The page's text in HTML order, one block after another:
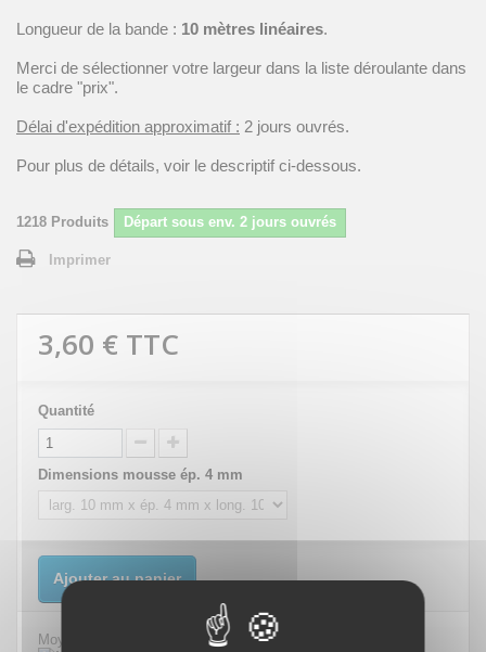
Longueur de la bande : 10 mètres linéaires.
Merci de sélectionner votre largeur dans la liste déroulante dans
le cadre "prix".
Délai d'expédition approximatif : 2 jours ouvrés.
Pour plus de détails, voir le descriptif ci-dessous.
1218 Produits Départ sous env. 2 jours ouvrés
Imprimer
3,60 € TTC
Quantité
Dimensions mousse ép. 4 mm
Ajouter au panier
Moyens de paiement sécurisés